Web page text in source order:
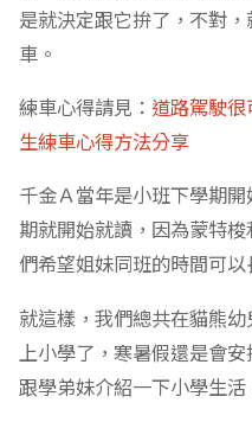
是就決定跟它拚了，不對
車。
練車心得請見： 道路駕駛
生練車心得方法分享
千金Ａ當年是小班下學期
期就開始就讀，因為蒙特
們希望姐妹同班的時間可以
就這樣，我們總共在貓熊
上小學了，寒暑假還是會
跟學弟妹介紹一下小學生